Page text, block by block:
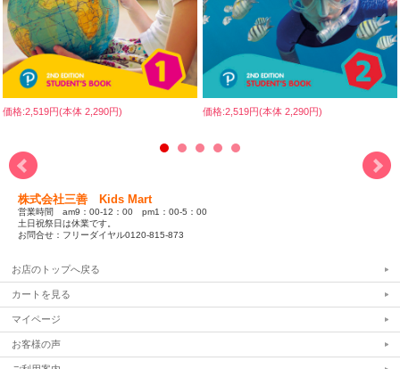
価格:2,519円(本体 2,290円) 価格:2,519円(本体 2,290円)
株式会社三善 Kids Mart
営業時間 am9：00-12：00 pm1：00-5：00
土日祝祭日は休業です。
お問合せ：フリーダイヤル0120-815-873
お店のトップへ戻る
カートを見る
マイページ
お客様の声